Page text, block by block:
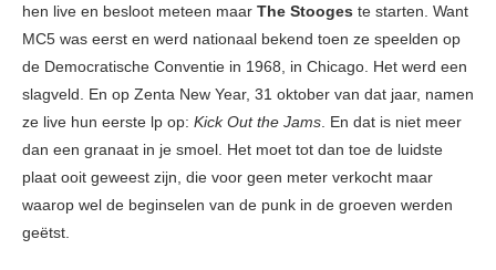
hen live en besloot meteen maar The Stooges te starten. Want
MC5 was eerst en werd nationaal bekend toen ze speelden op
de Democratische Conventie in 1968, in Chicago. Het werd een
slagveld. En op Zenta New Year, 31 oktober van dat jaar, namen
ze live hun eerste lp op: Kick Out the Jams. En dat is niet meer
dan een granaat in je smoel. Het moet tot dan toe de luidste
plaat ooit geweest zijn, die voor geen meter verkocht maar
waarop wel de beginselen van de punk in de groeven werden
geëtst.